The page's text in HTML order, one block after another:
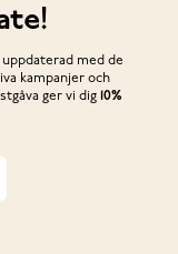
med de
kampanjer och
ger vi dig 10%